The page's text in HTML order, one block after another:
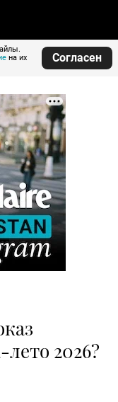
на их
Согласен
2026?